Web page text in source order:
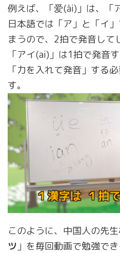
例えば、「爱(ài)」は、「
日本語では「ア」と「イ
まうので、2拍で発音して
「アイ(ai)」は1拍で発音
「力を入れて発音」する
す。
このように、中国人の先
ツ」を毎回動画で勉強で